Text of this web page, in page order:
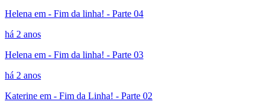
Helena em - Fim da linha! - Parte 04
há 2 anos
Helena em - Fim da linha! - Parte 03
há 2 anos
Katerine em - Fim da Linha! - Parte 02